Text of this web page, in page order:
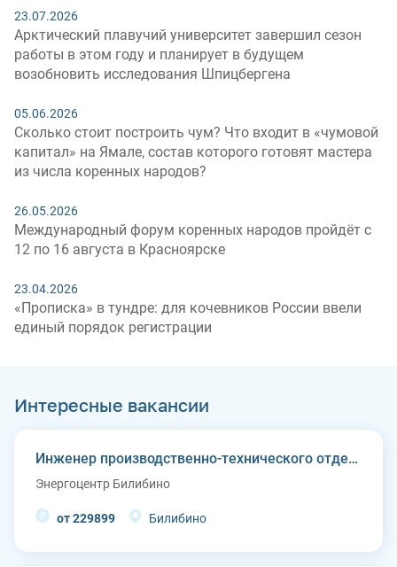
23.07.2026
Арктический плавучий университет завершил сезон
работы в этом году и планирует в будущем
возобновить исследования Шпицбергена
05.06.2026
Сколько стоит построить чум? Что входит в «чумовой
капитал» на Ямале, состав которого готовят мастера
из числа коренных народов?
26.05.2026
Международный форум коренных народов пройдёт с
12 по 16 августа в Красноярске
23.04.2026
«Прописка» в тундре: для кочевников России ввели
единый порядок регистрации
Интересные вакансии
Инженер производственно-технического отдела
Энергоцентр Билибино
от 229899 Билибино